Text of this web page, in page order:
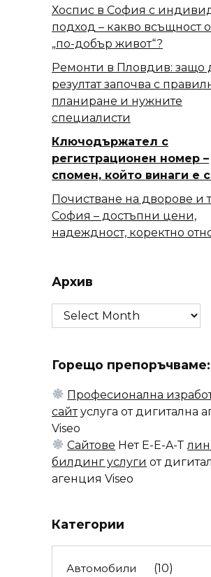
Хоспис в София с
подход – какво всъщност
„по-добър живот“?
Ремонти в Пловдив: защо
резултат започва с
планиране и нужните
специалисти
Ключодържател с
регистрационен номер –
спомен, който винаги е
Почистване на дворове и
София – достъпни цени,
надеждност, коректно
Архив
Архив
Горещо препоръчваме:
Професионална
сайтуслуга от дигитална
Viseo
Сайтове Нет E-E-A-T
билдинг услуги от
агенция Viseo
Категории
Автомобили (10)